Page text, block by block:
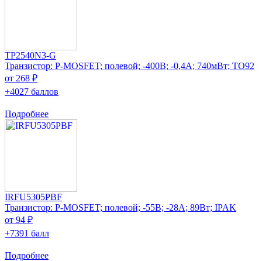
TP2540N3-G
Транзистор: P-MOSFET; полевой; -400В; -0,4А; 740мВт; TO92
от 268 ₽
+4027 баллов
Подробнее
IRFU5305PBF
Транзистор: P-MOSFET; полевой; -55В; -28А; 89Вт; IPAK
от 94 ₽
+7391 балл
Подробнее